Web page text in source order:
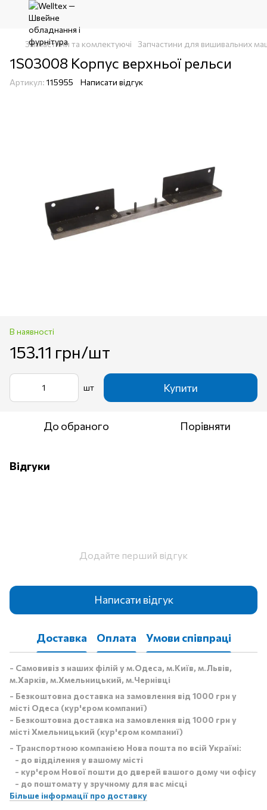
Запчастини та комлектуючі Запчастини для вишивальних
1S03008 Корпус верхньої рельси
Артикул: 115955 Написати відгук
В наявності
153.11 грн/шт
шт Купити
До обраного Порівняти
Відгуки
Додайте перший відгук
Написати відгук
Доставка Оплата Умови співпраці
- Самовивіз з наших філій у м.Одеса, м.Київ, м.Львів,
м.Харків, м.Хмельницький, м.Чернівці
- Безкоштовна доставка на замовлення від 1000 грн у
місті Одеса (кур'єром компаниї)
- Безкоштовна доставка на замовлення від 1000 грн у
місті Хмельницький (кур'єром компаниї)
- Транспортною компанією Нова пошта по всій Україні:
- до відділення у вашому місті
- кур'єром Нової пошти до дверей вашого дому чи офісу
- до поштомату у зручному для вас місці
Більше інформації про доставку